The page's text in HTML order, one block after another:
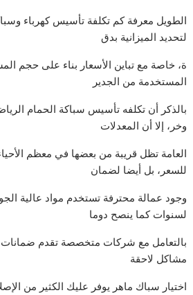
الطويل معرفة كم تكلفة تأسيس كهرباء
لتحديد الميزانية بدق
ة، خاصة مع تباين الأسعار بناء على حجم
المستخدمة من الجدير
بالذكر أن تكلفه تأسيس سباكة الحمام
وخر، إلا أن المعدلات
العامة تظل قريبة من بعضها في معظم
للسعر، بل أيضا لضمان
وجود عمالة محترفة تستخدم مواد عالية
لسنوات كما ينصح دوما
بالتعامل مع شركات متخصصة تقدم
مشاكل لاحقة
اختيار سباك ماهر يوفر عليك الكثير من